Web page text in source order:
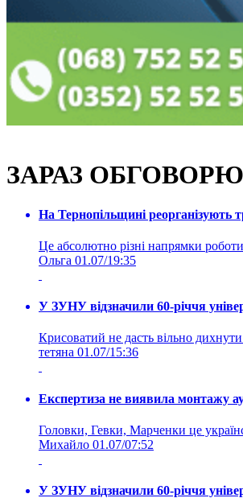
ЗАРАЗ
На Тернопільщині реорганізують
Це абсолютно різні напрямки
Ольга 01.07/19:35
У ЗУНУ відзначили 60-річчя
Крисоватий не дасть вільно
тетяна 01.07/15:36
Експертиза не виявила монтажу
Головки, Гевки, Марченки це
Михайло 01.07/07:52
У ЗУНУ відзначили 60-річчя